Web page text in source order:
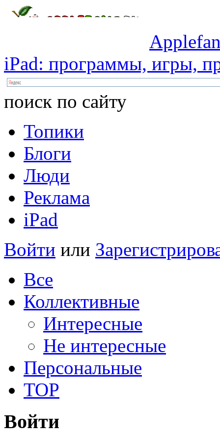
iPad: программы, игры,
поиск по сайту
Топики
Блоги
Люди
Реклама
iPad
Войти или
Все
Коллективные
Интересные
Не интересные
Персональные
TOP
Войти